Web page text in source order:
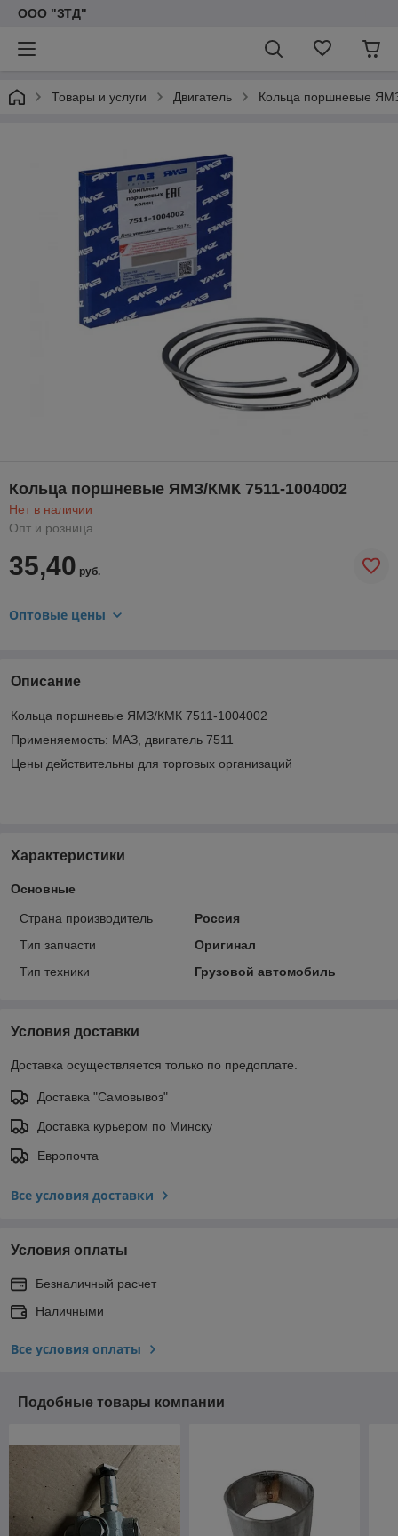
ООО "ЗТД"
Товары и услуги Двигатель Кольца поршневые
Кольца поршневые ЯМЗ/КМК 7511-1004002
Нет в наличии
Опт и розница
35,40 руб.
Оптовые цены
Описание
Кольца поршневые ЯМЗ/КМК 7511-1004002
Применяемость: МАЗ, двигатель 7511
Цены действительны для торговых организаций
Характеристики
Основные
Страна производитель
Россия
Тип запчасти
Оригинал
Тип техники
Грузовой автомобиль
Условия доставки
Доставка осуществляется только по предоплате.
Доставка "Самовывоз"
Доставка курьером по Минску
Европочта
Все условия доставки
Условия оплаты
Безналичный расчет
Наличными
Все условия оплаты
Подобные товары компании